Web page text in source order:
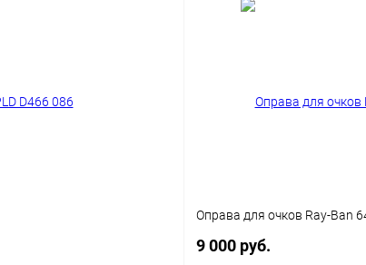
Оправа для очков Ray-Ban
9 000 руб.